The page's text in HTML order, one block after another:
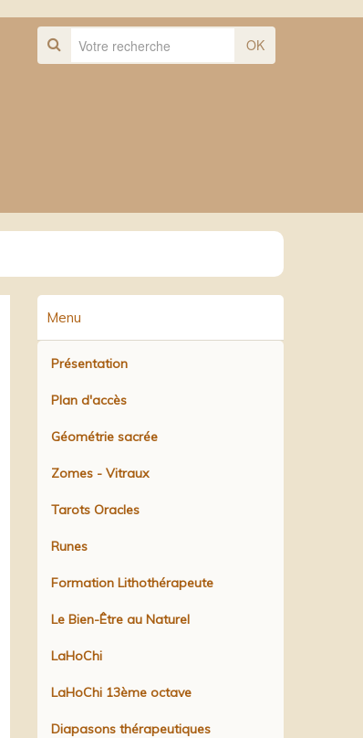
OK
Menu
Présentation
Plan d'accès
Géométrie sacrée
Zomes - Vitraux
Tarots Oracles
Runes
Formation Lithothérapeute
Le Bien-Être au Naturel
LaHoChi
LaHoChi 13ème octave
Diapasons thérapeutiques